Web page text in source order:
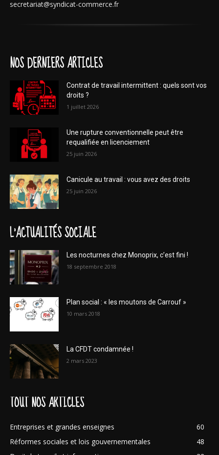
secretariat@syndicat-commerce.fr
NOS DERNIERS ARTICLES
Contrat de travail intermittent : quels sont vos
droits ?
1 juillet 2026
Une rupture conventionnelle peut être
requalifiée en licenciement
25 juin 2026
Canicule au travail : vous avez des droits
25 juin 2026
L'ACTUALITÉS SOCIALE
Les nocturnes chez Monoprix, c’est fini !
18 septembre 2018
Plan social : « les moutons de Carrouf »
10 mars 2018
La CFDT condamnée !
2 mars 2023
TOUT NOS ARTICLES
Entreprises et grandes enseignes
60
Réformes sociales et lois gouvernementales
48